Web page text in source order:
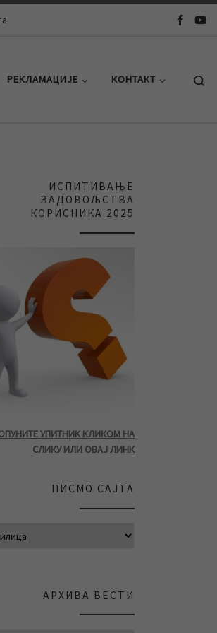
РЕКЛАМАЦИЈЕ КОНТАКТ
ИСПИТИВАЊЕ
ЗАДОВОЉСТВА
КОРИСНИКА 2025
УПИТНИК КЛИКОМ НА
СЛИКУ ИЛИ ОВАЈ ЛИНК
ПИСМО САЈТА
АРХИВА ВЕСТИ